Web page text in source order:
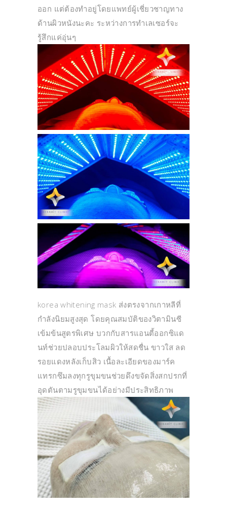
ออก แต่ต้องทำอยู่โดยแพทย์ผู้เชี่ยวชาญทาง
ด้านผิวหนังนะคะ ระหว่างการทำเลเซอร์จะ
รู้สึกแค่อุ่นๆ
korea whitening mask ส่งตรงจากเกาหลีที่
กำลังนิยมสูงสุด โดยคุณสมบัติของวิตามินซี
เข้มข้นสูตรพิเศษ บวกกับสารแอนตี้ออกซิแด
นท์ช่วยปลอบประโลมผิวให้สดชื่น ขาวใส ลด
รอยแดงหลังเก็บสิว เนื้อละเอียดของมาร์ค
แทรกซึมลงทุกรูขุมขนช่วยดึงขจัดสิ่งสกปรกที่
อุดตันตามรูขุมขนได้อย่างมีประสิทธิภาพ